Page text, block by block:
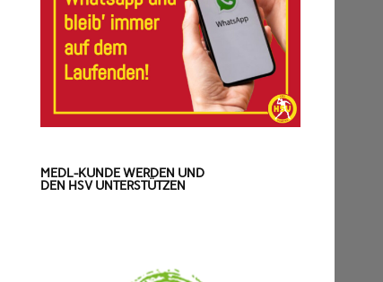
MEDL-KUNDE WERDEN UND
DEN HSV UNTERSTÜTZEN